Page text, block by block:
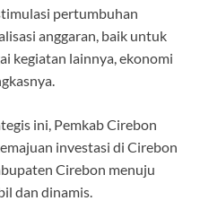
pertumbuhan
anggaran, baik untuk
kegiatan lainnya, ekonomi
ini, Pemkab Cirebon
investasi di Cirebon
Cirebon menuju
dan dinamis.